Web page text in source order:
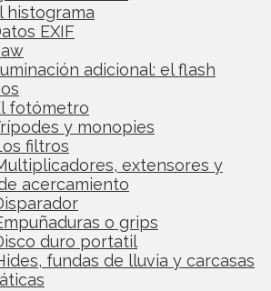
histograma
EXIF
adicional: el flash
fotómetro
y monopies
filtros
extensores y
acercamiento
o grips
duro portatil
fundas de lluvia y carcasas